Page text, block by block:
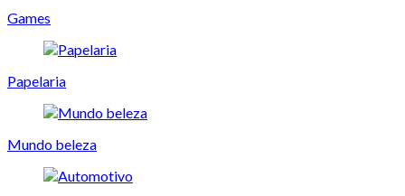
Games
Papelaria
Mundo beleza